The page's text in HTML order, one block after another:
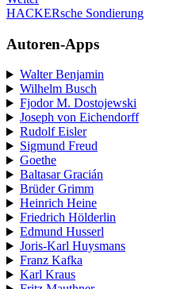
HACKERsche Sondierung
Autoren-Apps
Walter Benjamin
Wilhelm Busch
Fjodor M. Dostojewski
Joseph von Eichendorff
Rudolf Eisler
Sigmund Freud
Goethe
Baltasar Gracián
Brüder Grimm
Heinrich Heine
Friedrich Hölderlin
Edmund Husserl
Joris-Karl Huysmans
Franz Kafka
Karl Kraus